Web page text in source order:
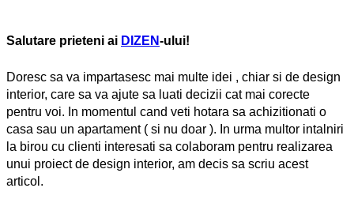
Salutare prieteni ai DIZEN-ului!
Doresc sa va impartasesc mai multe idei , chiar si de design
interior, care sa va ajute sa luati decizii cat mai corecte
pentru voi. In momentul cand veti hotara sa achizitionati o
casa sau un apartament ( si nu doar ). In urma multor intalniri
la birou cu clienti interesati sa colaboram pentru realizarea
unui proiect de design interior, am decis sa scriu acest
articol.